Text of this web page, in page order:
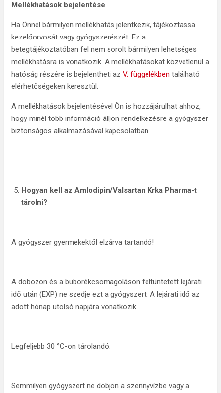
Mellékhatások bejelentése
Ha Önnél bármilyen mellékhatás jelentkezik, tájékoztassa
kezelőorvosát vagy gyógyszerészét. Ez a
betegtájékoztatóban fel nem sorolt bármilyen lehetséges
mellékhatásra is vonatkozik. A mellékhatásokat közvetlenül a
hatóság részére is bejelentheti az V. függelékben található
elérhetőségeken keresztül.
A mellékhatások bejelentésével Ön is hozzájárulhat ahhoz,
hogy minél több információ álljon rendelkezésre a gyógyszer
biztonságos alkalmazásával kapcsolatban.
Hogyan kell az Amlodipin/Valsartan Krka Pharma-t
tárolni?
A gyógyszer gyermekektől elzárva tartandó!
A dobozon és a buborékcsomagoláson feltüntetett lejárati
idő után (EXP) ne szedje ezt a gyógyszert. A lejárati idő az
adott hónap utolsó napjára vonatkozik.
Legfeljebb 30 °C-on tárolandó.
Semmilyen gyógyszert ne dobjon a szennyvízbe vagy a